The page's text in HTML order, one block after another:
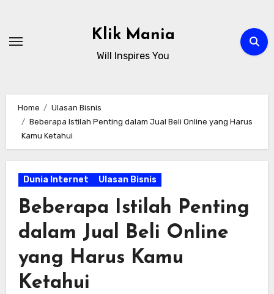
content
Klik Mania
Will Inspires You
Home
Ulasan Bisnis
Beberapa Istilah Penting dalam Jual Beli Online yang Harus
Kamu Ketahui
Dunia Internet Ulasan Bisnis
Beberapa Istilah Penting
dalam Jual Beli Online
yang Harus Kamu
Ketahui